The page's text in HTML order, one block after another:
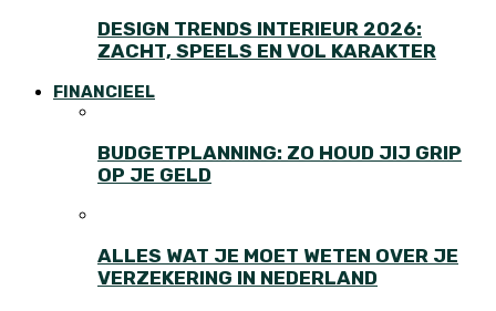
DESIGN TRENDS INTERIEUR 2026:
ZACHT, SPEELS EN VOL KARAKTER
FINANCIEEL
BUDGETPLANNING: ZO HOUD JIJ GRIP
OP JE GELD
ALLES WAT JE MOET WETEN OVER JE
VERZEKERING IN NEDERLAND